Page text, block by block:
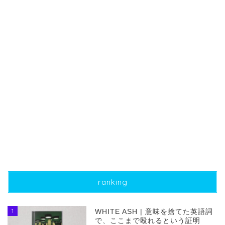
ranking
1
WHITE ASH | 意味を捨てた英語詞
で、ここまで殴れるという証明